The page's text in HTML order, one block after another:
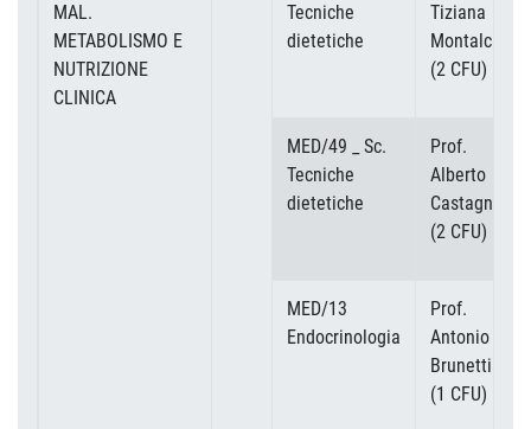
MAL.
METABOLISMO E
NUTRIZIONE
CLINICA
Tecniche
dietetiche
Tiziana
Montalcini
(2 CFU)
MED/49 _ Sc.
Tecniche
dietetiche
Prof.
Alberto
Castagna
(2 CFU)
MED/13
Endocrinologia
Prof.
Antonio
Brunetti
(1 CFU)